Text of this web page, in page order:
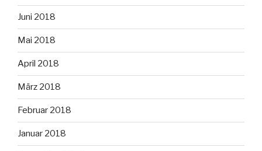
Juni 2018
Mai 2018
April 2018
März 2018
Februar 2018
Januar 2018